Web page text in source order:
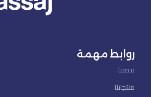
روابط مهمة
قصتنا
منتجاتنا